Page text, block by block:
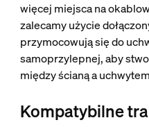
więcej miejsca na
zalecamy użycie
przymocowują się do
samoprzylepnej, aby
między ścianą a
Kompatybilne